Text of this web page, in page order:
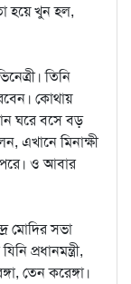
হয়ে খুন হল,
তিনি
কোথায়
ঘরে বসে বড়
এখানে মিনাক্ষী
ও আবার
মোদির সভা
প্রধানমন্ত্রী,
তেন করেঙ্গা।